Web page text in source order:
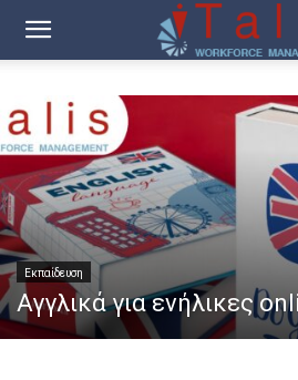
Εκπαίδευση
Αγγλικά για ενήλικες